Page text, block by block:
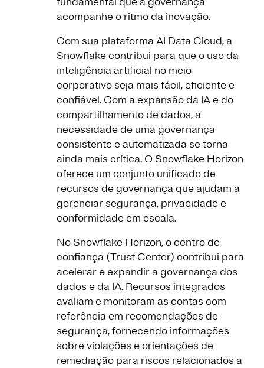
acompanhe o ritmo da inovação.
Com sua plataforma AI Data Cloud, a
Snowflake contribui para que o uso da
inteligência artificial no meio
corporativo seja mais fácil, eficiente e
confiável. Com a expansão da IA e do
compartilhamento de dados, a
necessidade de uma governança
consistente e automatizada se torna
ainda mais crítica. O Snowflake Horizon
oferece um conjunto unificado de
recursos de governança que ajudam a
gerenciar segurança, privacidade e
conformidade em escala.
No Snowflake Horizon, o centro de
confiança (Trust Center) contribui para
acelerar e expandir a governança dos
dados e da IA. Recursos integrados
avaliam e monitoram as contas com
referência em recomendações de
segurança, fornecendo informações
sobre violações e orientações de
remediação para riscos relacionados a